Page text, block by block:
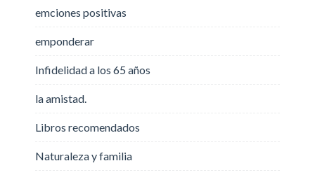
emciones positivas
emponderar
Infidelidad a los 65 años
la amistad.
Libros recomendados
Naturaleza y familia